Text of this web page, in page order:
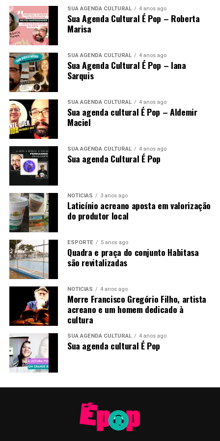
SUA AGENDA CULTURAL 4 anos ago
Sua Agenda Cultural É Pop – Roberta
Marisa
SUA AGENDA CULTURAL 4 anos ago
Sua Agenda Cultural É Pop – Iana
Sarquis
SUA AGENDA CULTURAL 4 anos ago
Sua agenda cultural É Pop – Aldemir
Maciel
SUA AGENDA CULTURAL 4 anos ago
Sua agenda Cultural É Pop
NOTÍCIAS 3 anos ago
Laticínio acreano aposta em valorização
do produtor local
ESPORTE 5 anos ago
Quadra e praça do conjunto Habitasa
são revitalizadas
NOTÍCIAS 4 anos ago
Morre Francisco Gregório Filho, artista
acreano e um homem dedicado à
cultura
SUA AGENDA CULTURAL 4 anos ago
Sua agenda cultural É Pop